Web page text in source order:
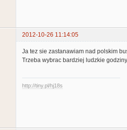
2012-10-26 11:14:05
Ja tez sie zastanawiam nad polskim
Trzeba wybrac bardziej ludzkie
http://tiny.pl/hj18s